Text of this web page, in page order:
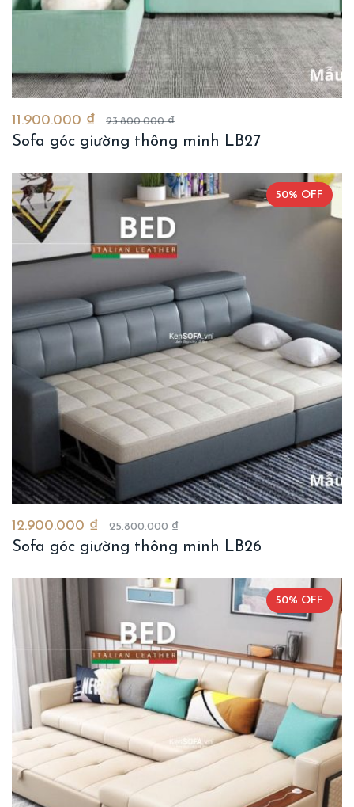
11.900.000 ₫ 23.800.000 ₫
Sofa góc giường thông minh LB27
50% OFF
12.900.000 ₫ 25.800.000 ₫
Sofa góc giường thông minh LB26
50% OFF